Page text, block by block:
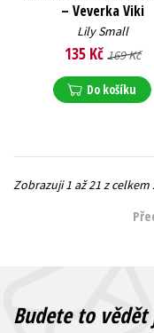
– Veverka Viki
Lily Small
135 Kč 169 Kč
Do košíku
Zobrazuji 1 až 21 z celkem
Budete to